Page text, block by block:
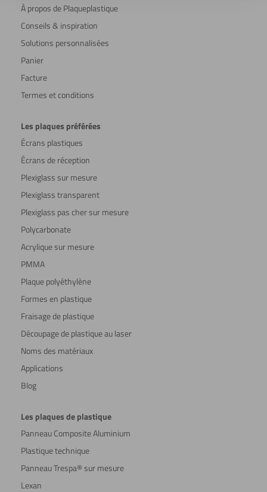
À propos de Plaqueplastique
Conseils & inspiration
Solutions personnalisées
Panier
Facture
Termes et conditions
Les plaques préférées
Écrans plastiques
Écrans de réception
Plexiglass sur mesure
Plexiglass transparent
Plexiglass pas cher sur mesure
Polycarbonate
Acrylique sur mesure
PMMA
Plaque polyéthylène
Formes en plastique
Fraisage de plastique
Découpage de plastique au laser
Noms des matériaux
Applications
Blog
Les plaques de plastique
Panneau Composite Aluminium
Plastique technique
Panneau Trespa® sur mesure
Lexan